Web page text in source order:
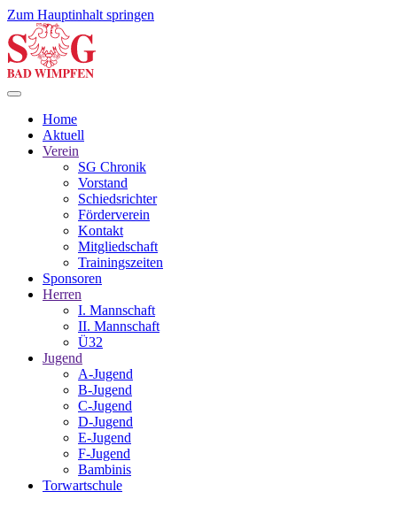
Zum Hauptinhalt springen
Home
Aktuell
Verein
SG Chronik
Vorstand
Schiedsrichter
Förderverein
Kontakt
Mitgliedschaft
Trainingszeiten
Sponsoren
Herren
I. Mannschaft
II. Mannschaft
Ü32
Jugend
A-Jugend
B-Jugend
C-Jugend
D-Jugend
E-Jugend
F-Jugend
Bambinis
Torwartschule